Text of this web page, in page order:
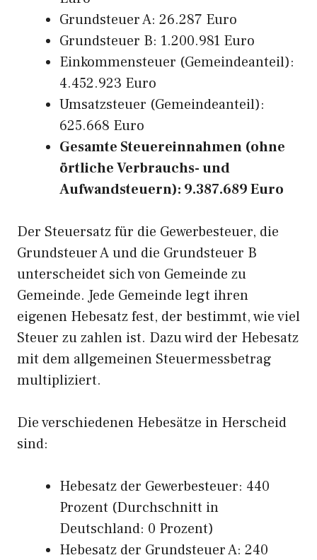
Grundsteuer A: 26.287 Euro
Grundsteuer B: 1.200.981 Euro
Einkommensteuer (Gemeindeanteil):
4.452.923 Euro
Umsatzsteuer (Gemeindeanteil):
625.668 Euro
Gesamte Steuereinnahmen (ohne
örtliche Verbrauchs- und
Aufwandsteuern): 9.387.689 Euro
Der Steuersatz für die Gewerbesteuer, die
Grundsteuer A und die Grundsteuer B
unterscheidet sich von Gemeinde zu
Gemeinde. Jede Gemeinde legt ihren
eigenen Hebesatz fest, der bestimmt, wie viel
Steuer zu zahlen ist. Dazu wird der Hebesatz
mit dem allgemeinen Steuermessbetrag
multipliziert.
Die verschiedenen Hebesätze in Herscheid
sind:
Hebesatz der Gewerbesteuer: 440
Prozent (Durchschnitt in
Deutschland: 0 Prozent)
Hebesatz der Grundsteuer A: 240